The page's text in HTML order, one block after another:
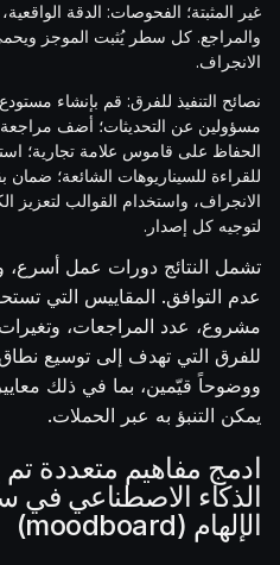
غير المثبتة؛ الفحوصات: الدقة
والمراجع. كل سطر يُثبت الموجز
الانجراف.
نصائح التنفيذ للفرق: قم بإنشاء
مسؤولين عن التحديثات؛ أضف مراجعة
الحفاظ على قاموس علامة تجارية؛
للقراءة للسيناريوهات الشائعة؛ ضمان
الانجراف، واستخدام القوالب لتعزيز
لتوجيه كل إصدار.
تشمل النتائج دورات عمل أسرع،
عدم التوافق. المقاييس التي
مشروع، عدد المراجعات،
للفرق التي تهدف إلى توسيع نطاق
ووضوحاً قيّمين، بما في ذلك
يمكن التنبؤ به عبر الحملات.
ادمج مفاهيم متعددة
الذكاء الاصطناعي في
الإلهام (moodboard)